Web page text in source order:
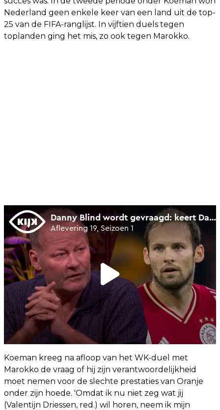
Nederland geen enkele keer van een land uit de top-
25 van de FIFA-ranglijst. In vijftien duels tegen
toplanden ging het mis, zo ook tegen Marokko.
Koeman kreeg na afloop van het WK-duel met
Marokko de vraag of hij zijn verantwoordelijkheid
moet nemen voor de slechte prestaties van Oranje
onder zijn hoede. 'Omdat ik nu niet zeg wat jij
(Valentijn Driessen, red.) wil horen, neem ik mijn